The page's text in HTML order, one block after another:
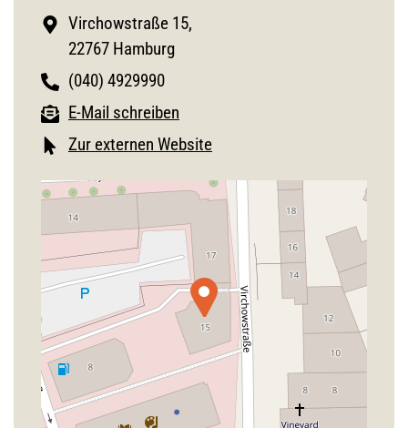
Virchowstraße 15,
22767 Hamburg
(040) 4929990
E-Mail schreiben
Zur externen Website